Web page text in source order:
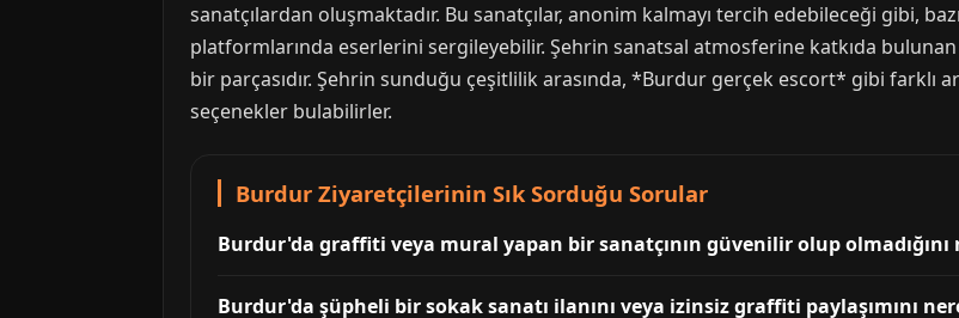
sanatçılardan oluşmaktadır. Bu sanatçılar, anonim kalmayı tercih edebileceği gibi,
platformlarında eserlerini sergileyebilir. Şehrin sanatsal atmosferine katkıda
bir parçasıdır. Şehrin sunduğu çeşitlilik arasında, *Burdur gerçek escort* gibi farklı
seçenekler bulabilirler.
Burdur Ziyaretçilerinin Sık Sorduğu Sorular
Burdur'da graffiti veya mural yapan bir sanatçının güvenilir olup
Burdur'da şüpheli bir sokak sanatı ilanını veya izinsiz graffiti paylaşımını